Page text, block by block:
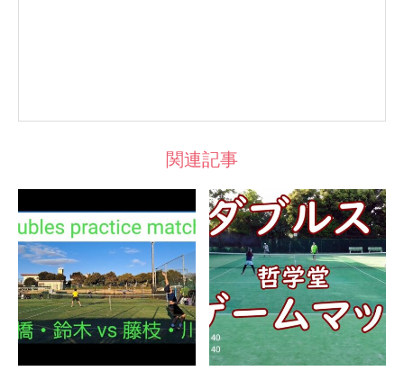
関連記事